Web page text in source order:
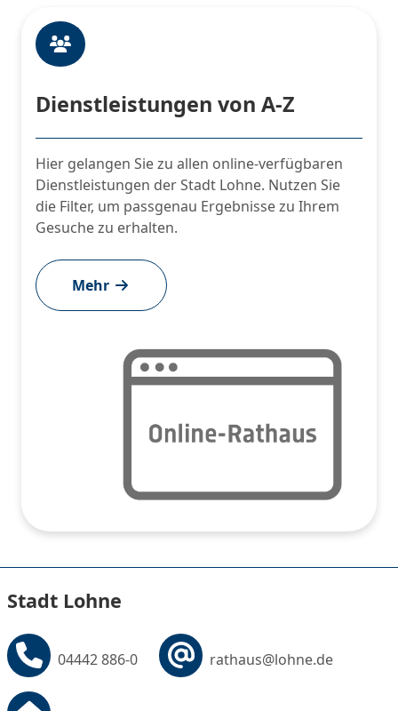
Dienstleistungen von A-Z
Hier gelangen Sie zu allen online-verfügbaren
Dienstleistungen der Stadt Lohne. Nutzen Sie
die Filter, um passgenau Ergebnisse zu Ihrem
Gesuche zu erhalten.
Mehr
Stadt Lohne
04442 886-0 rathaus@lohne.de